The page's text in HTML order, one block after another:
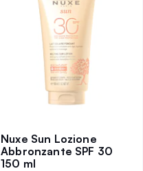
Nuxe Sun Lozione
Abbronzante SPF 30
150 ml